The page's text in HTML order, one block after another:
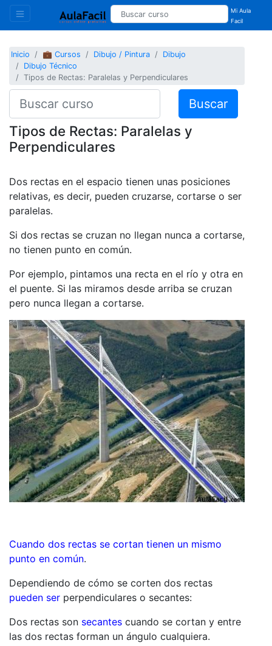
Mi Aula
Facil
Inicio 💼 Cursos Dibujo / Pintura
Dibujo
Dibujo Técnico
Tipos de Rectas: Paralelas y Perpendiculares
Buscar
Tipos de Rectas: Paralelas y
Perpendiculares
Dos rectas en el espacio tienen unas posiciones
relativas, es decir, pueden cruzarse, cortarse o ser
paralelas.
Si dos rectas se cruzan no llegan nunca a cortarse,
no tienen punto en común.
Por ejemplo, pintamos una recta en el río y otra en
el puente. Si las miramos desde arriba se cruzan
pero nunca llegan a cortarse.
Cuando dos rectas se cortan tienen un mismo
punto en común.
Dependiendo de cómo se corten dos rectas
pueden ser perpendiculares o secantes:
Dos rectas son secantes cuando se cortan y entre
las dos rectas forman un ángulo cualquiera.